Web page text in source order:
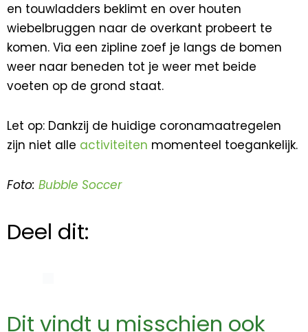
en touwladders beklimt en over houten
wiebelbruggen naar de overkant probeert te
komen. Via een zipline zoef je langs de bomen
weer naar beneden tot je weer met beide
voeten op de grond staat.
Let op: Dankzij de huidige coronamaatregelen
zijn niet alle activiteiten momenteel toegankelijk.
Foto: Bubble Soccer
Deel dit:
Dit vindt u misschien ook